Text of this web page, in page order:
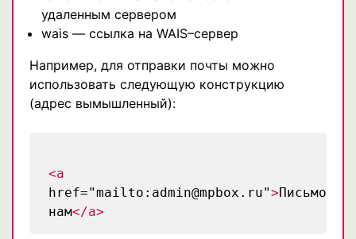
удаленным сервером
wais — ссылка на WAIS–сервер
Например, для отправки почты можно
использовать следующую конструкцию
(адрес вымышленный):
<a
href="mailto:admin@mpbox.ru">Письмо
нам</a>